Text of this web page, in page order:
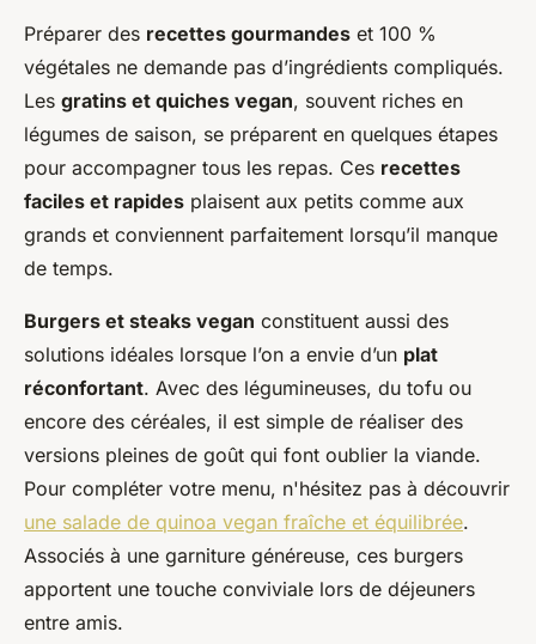
Préparer des recettes gourmandes et 100 %
végétales ne demande pas d’ingrédients compliqués.
Les gratins et quiches vegan, souvent riches en
légumes de saison, se préparent en quelques étapes
pour accompagner tous les repas. Ces recettes
faciles et rapides plaisent aux petits comme aux
grands et conviennent parfaitement lorsqu’il manque
de temps.
Burgers et steaks vegan constituent aussi des
solutions idéales lorsque l’on a envie d’un plat
réconfortant. Avec des légumineuses, du tofu ou
encore des céréales, il est simple de réaliser des
versions pleines de goût qui font oublier la viande.
Pour compléter votre menu, n'hésitez pas à découvrir
une salade de quinoa vegan fraîche et équilibrée.
Associés à une garniture généreuse, ces burgers
apportent une touche conviviale lors de déjeuners
entre amis.